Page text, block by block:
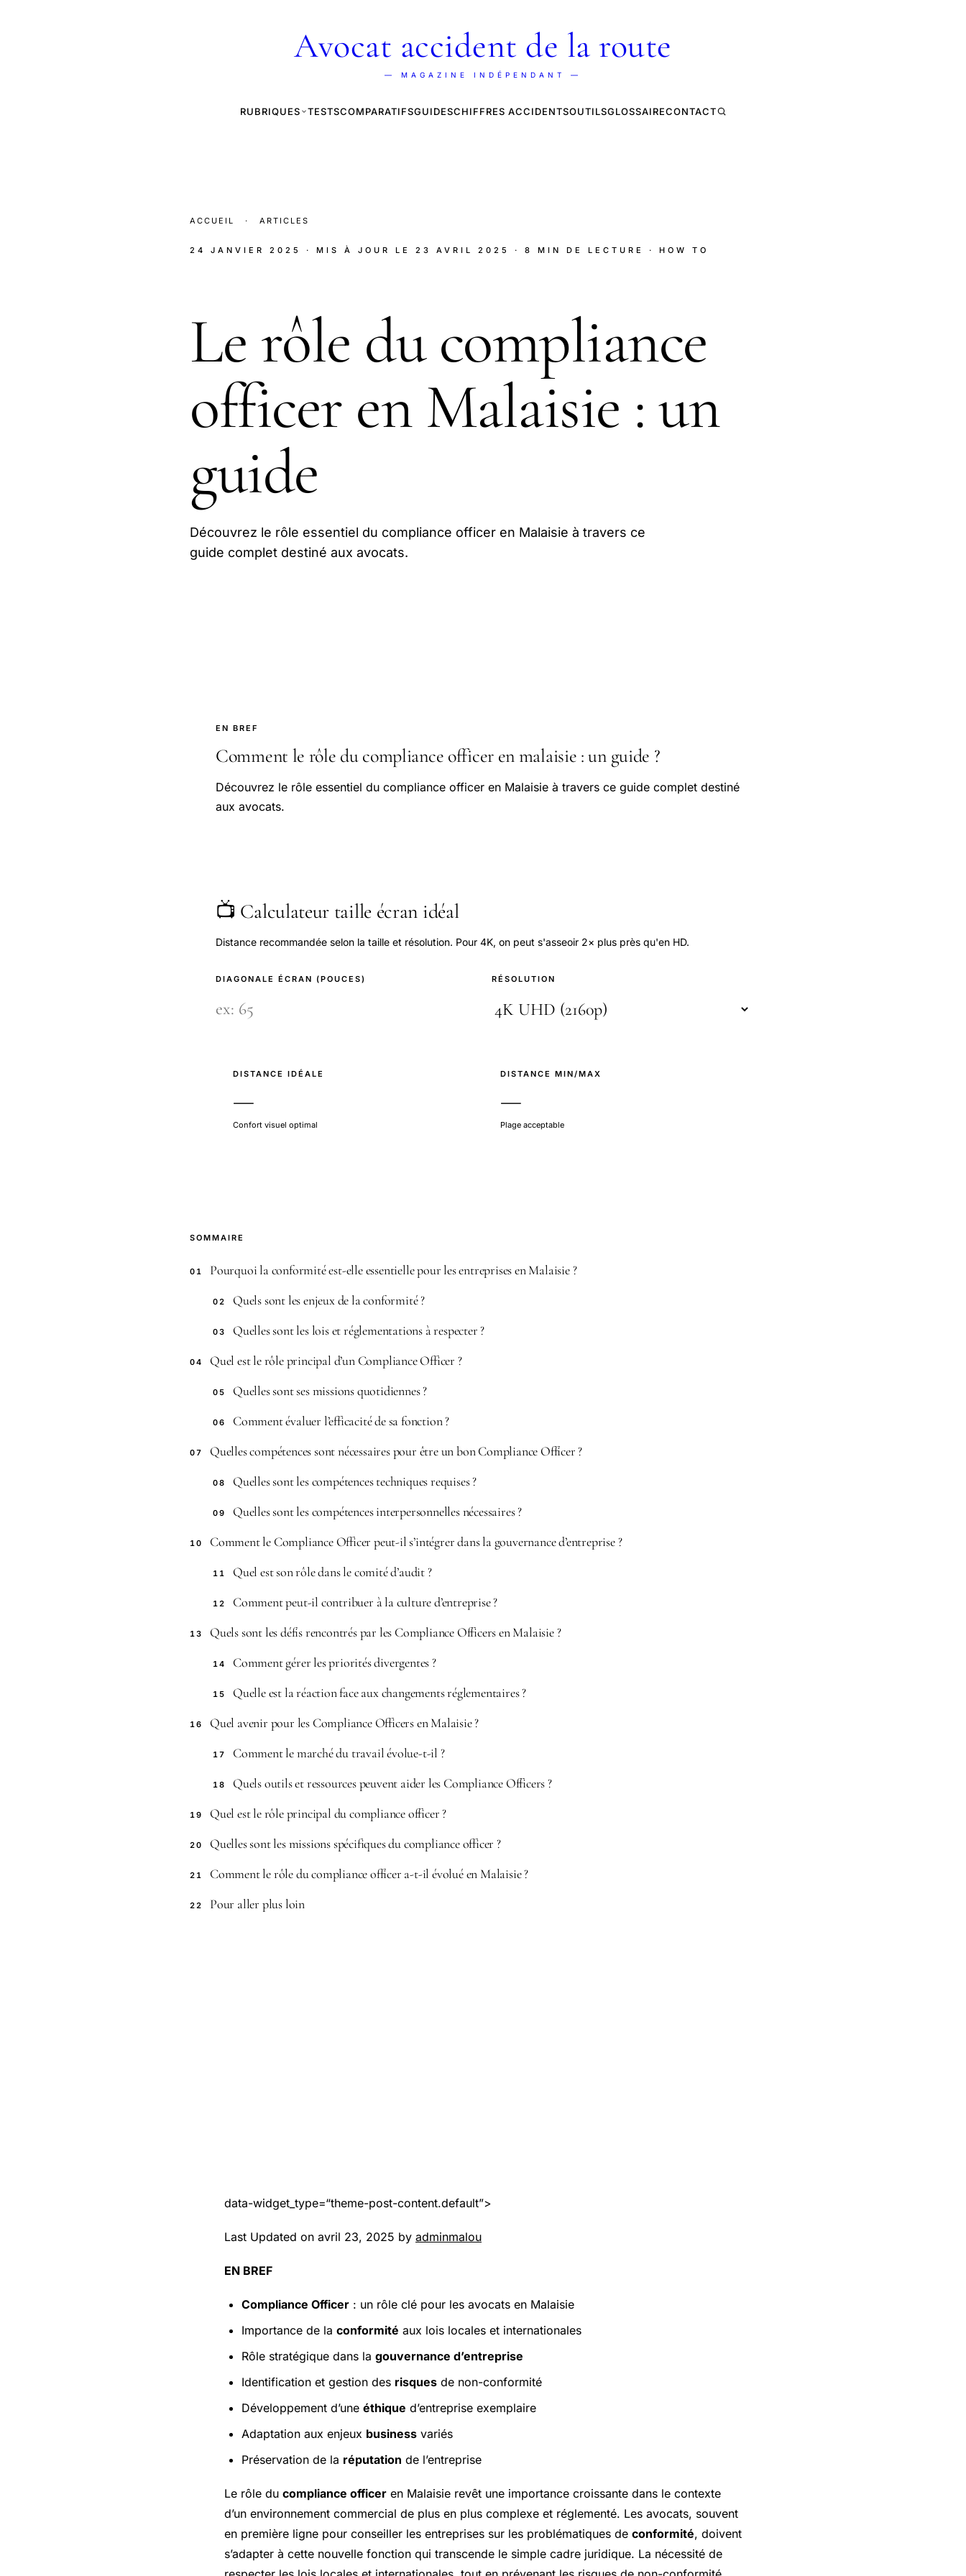
Avocat accident de la route
— MAGAZINE INDÉPENDANT —
RUBRIQUES TESTSCOMPARATIFSGUIDESCHIFFRES ACCIDENTSOUTILSGLOSSAIRECONTACT
ACCUEIL · ARTICLES
24 JANVIER 2025 · MIS À JOUR LE 23 AVRIL 2025 · 8 MIN DE LECTURE · HOW TO
Le rôle du compliance
officer en Malaisie : un
guide
Découvrez le rôle essentiel du compliance officer en Malaisie à travers ce
guide complet destiné aux avocats.
EN BREF
Comment le rôle du compliance officer en malaisie : un guide ?
Découvrez le rôle essentiel du compliance officer en Malaisie à travers ce guide complet destiné
aux avocats.
📺 Calculateur taille écran idéal
Distance recommandée selon la taille et résolution. Pour 4K, on peut s'asseoir 2× plus près qu'en HD.
DIAGONALE ÉCRAN (POUCES) RÉSOLUTION
DISTANCE IDÉALE
—
Confort visuel optimal
DISTANCE MIN/MAX
—
Plage acceptable
SOMMAIRE
01 Pourquoi la conformité est-elle essentielle pour les entreprises en Malaisie ?
02 Quels sont les enjeux de la conformité ?
03 Quelles sont les lois et réglementations à respecter ?
04 Quel est le rôle principal d’un Compliance Officer ?
05 Quelles sont ses missions quotidiennes ?
06 Comment évaluer l’efficacité de sa fonction ?
07 Quelles compétences sont nécessaires pour être un bon Compliance Officer ?
08 Quelles sont les compétences techniques requises ?
09 Quelles sont les compétences interpersonnelles nécessaires ?
10 Comment le Compliance Officer peut-il s’intégrer dans la gouvernance d’entreprise ?
11 Quel est son rôle dans le comité d’audit ?
12 Comment peut-il contribuer à la culture d’entreprise ?
13 Quels sont les défis rencontrés par les Compliance Officers en Malaisie ?
14 Comment gérer les priorités divergentes ?
15 Quelle est la réaction face aux changements réglementaires ?
16 Quel avenir pour les Compliance Officers en Malaisie ?
17 Comment le marché du travail évolue-t-il ?
18 Quels outils et ressources peuvent aider les Compliance Officers ?
19 Quel est le rôle principal du compliance officer ?
20 Quelles sont les missions spécifiques du compliance officer ?
21 Comment le rôle du compliance officer a-t-il évolué en Malaisie ?
22 Pour aller plus loin
data-widget_type=“theme-post-content.default”>
Last Updated on avril 23, 2025 by adminmalou
EN BREF
Compliance Officer : un rôle clé pour les avocats en Malaisie
Importance de la conformité aux lois locales et internationales
Rôle stratégique dans la gouvernance d’entreprise
Identification et gestion des risques de non-conformité
Développement d’une éthique d’entreprise exemplaire
Adaptation aux enjeux business variés
Préservation de la réputation de l’entreprise
Le rôle du compliance officer en Malaisie revêt une importance croissante dans le contexte
d’un environnement commercial de plus en plus complexe et réglementé. Les avocats, souvent
en première ligne pour conseiller les entreprises sur les problématiques de conformité, doivent
s’adapter à cette nouvelle fonction qui transcende le simple cadre juridique. La nécessité de